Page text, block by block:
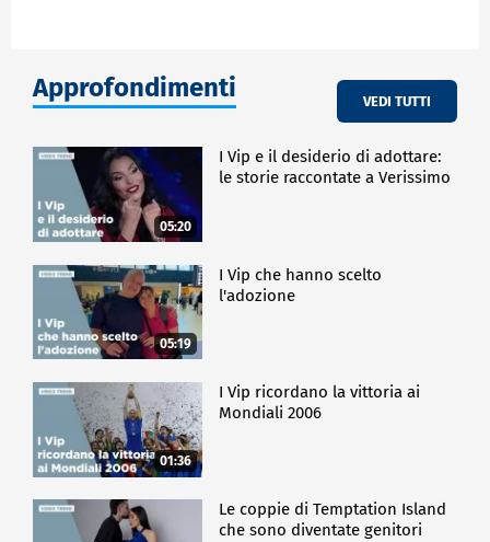
Approfondimenti VEDI TUTTI
05:20
I Vip e il desiderio di adottare:
le storie raccontate a Verissimo
05:19
I Vip che hanno scelto
l'adozione
01:36
I Vip ricordano la vittoria ai
Mondiali 2006
Le coppie di Temptation Island
che sono diventate genitori